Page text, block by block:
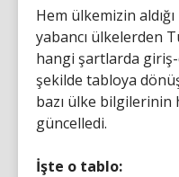
Hem ülkemizin
yabancı ülkelerden
hangi şartlarda giriş-
şekilde tabloya
bazı ülke bilgilerinin
güncelledi.
İşte o tablo: